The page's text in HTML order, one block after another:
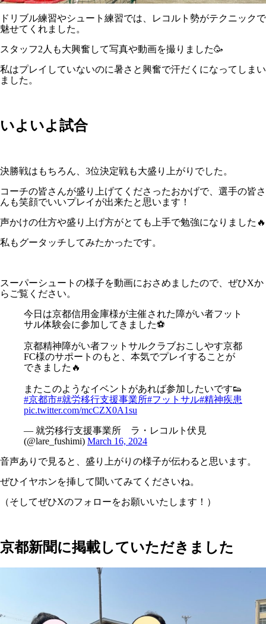
ドリブル練習やシュート練習では、レコルト勢がテクニックで
魅せてくれました。
スタッフ2人も大興奮して写真や動画を撮りました🥳
私はプレイしていないのに暑さと興奮で汗だくになってしまい
ました。
いよいよ試合
決勝戦はもちろん、3位決定戦も大盛り上がりでした。
コーチの皆さんが盛り上げてくださったおかげで、選手の皆さ
んも笑顔でいいプレイが出来たと思います！
声かけの仕方や盛り上げ方がとても上手で勉強になりました🔥
私もグータッチしてみたかったです。
スーパーシュートの様子を動画におさめましたので、ぜひXか
らご覧ください。
今日は京都信用金庫様が主催された障がい者フット
サル体験会に参加してきました⚽️
京都精神障がい者フットサルクラブおこしやす京都
FC様のサポートのもと、本気でプレイすることが
できました🔥
またこのようなイベントがあれば参加したいです👟
#京都市#就労移行支援事業所#フットサル#精神疾患
pic.twitter.com/mcCZX0A1su
— 就労移行支援事業所 ラ・レコルト伏見
(@lare_fushimi) March 16, 2024
音声ありで見ると、盛り上がりの様子が伝わると思います。
ぜひイヤホンを挿して聞いてみてくださいね。
（そしてぜひXのフォローをお願いいたします！）
京都新聞に掲載していただきました